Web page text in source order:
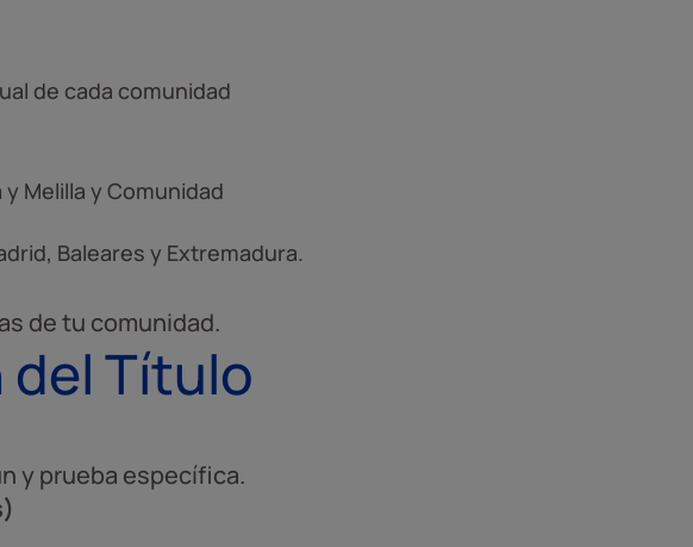
de cada comunidad
Melilla y Comunidad
Baleares y Extremadura.
de tu comunidad.
Título
y prueba específica.